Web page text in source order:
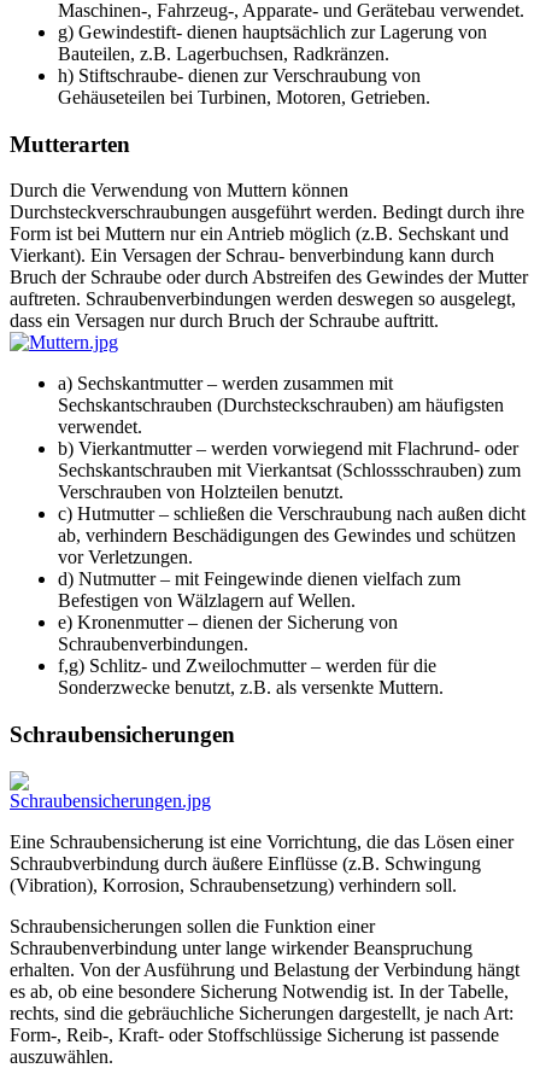
Maschinen-, Fahrzeug-, Apparate- und Gerätebau verwendet.
g) Gewindestift- dienen hauptsächlich zur Lagerung von
Bauteilen, z.B. Lagerbuchsen, Radkränzen.
h) Stiftschraube- dienen zur Verschraubung von
Gehäuseteilen bei Turbinen, Motoren, Getrieben.
Mutterarten
Durch die Verwendung von Muttern können
Durchsteckverschraubungen ausgeführt werden. Bedingt durch ihre
Form ist bei Muttern nur ein Antrieb möglich (z.B. Sechskant und
Vierkant). Ein Versagen der Schrau- benverbindung kann durch
Bruch der Schraube oder durch Abstreifen des Gewindes der Mutter
auftreten. Schraubenverbindungen werden deswegen so ausgelegt,
dass ein Versagen nur durch Bruch der Schraube auftritt.
a) Sechskantmutter – werden zusammen mit
Sechskantschrauben (Durchsteckschrauben) am häufigsten
verwendet.
b) Vierkantmutter – werden vorwiegend mit Flachrund- oder
Sechskantschrauben mit Vierkantsat (Schlossschrauben) zum
Verschrauben von Holzteilen benutzt.
c) Hutmutter – schließen die Verschraubung nach außen dicht
ab, verhindern Beschädigungen des Gewindes und schützen
vor Verletzungen.
d) Nutmutter – mit Feingewinde dienen vielfach zum
Befestigen von Wälzlagern auf Wellen.
e) Kronenmutter – dienen der Sicherung von
Schraubenverbindungen.
f,g) Schlitz- und Zweilochmutter – werden für die
Sonderzwecke benutzt, z.B. als versenkte Muttern.
Schraubensicherungen
Eine Schraubensicherung ist eine Vorrichtung, die das Lösen einer
Schraubverbindung durch äußere Einflüsse (z.B. Schwingung
(Vibration), Korrosion, Schraubensetzung) verhindern soll.
Schraubensicherungen sollen die Funktion einer
Schraubenverbindung unter lange wirkender Beanspruchung
erhalten. Von der Ausführung und Belastung der Verbindung hängt
es ab, ob eine besondere Sicherung Notwendig ist. In der Tabelle,
rechts, sind die gebräuchliche Sicherungen dargestellt, je nach Art:
Form-, Reib-, Kraft- oder Stoffschlüssige Sicherung ist passende
auszuwählen.